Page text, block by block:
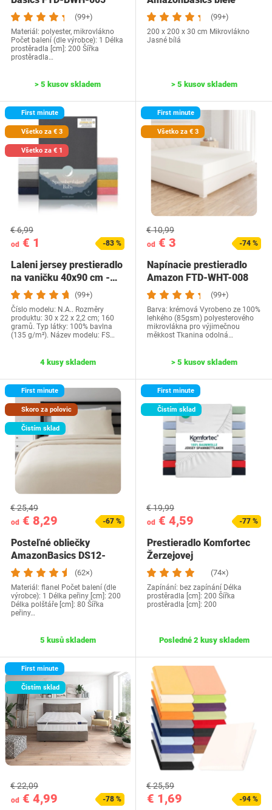
(99+)
Materiál: polyester, mikrovlákno
Počet balení (dle výrobce): 1 Délka
prostěradla [cm]: 200 Šířka
prostěradla…
> 5 kusov skladem
(99+)
200 x 200 x 30 cm Mikrovlákno
Jasné bílá
> 5 kusov skladem
First minute
Všetko za € 3
Všetko za € 1
od € 1
€ 6,99
-83 %
Laleni jersey prestieradlo
na vaničku 40x90 cm -…
(99+)
Číslo modelu: N.A.. Rozměry
produktu: 30 x 22 x 2,2 cm; 160
gramů. Typ látky: 100% bavlna
(135 g/m²). Název modelu: FS…
4 kusy skladem
First minute
Všetko za € 3
od € 3
€ 10,99
-74 %
Napínacie prestieradlo
Amazon FTD-WHT-008
(99+)
Barva: krémová Vyrobeno ze 100%
lehkého (85gsm) polyesterového
mikrovlákna pro výjimečnou
měkkost Tkanina odolná…
> 5 kusov skladem
First minute
Skoro za polovic
Čistím sklad
od € 8,29
€ 25,49
-67 %
Posteľné obliečky
AmazonBasics DS12-
BEG-001
(62×)
Materiál: flanel Počet balení (dle
výrobce): 1 Délka peřiny [cm]: 200
Délka polštáře [cm]: 80 Šířka
peřiny…
5 kusů skladem
First minute
Čistím sklad
od € 4,59
€ 19,99
-77 %
Prestieradlo Komfortec
Žerzejovej
(74×)
Zapínání: bez zapínání Délka
prostěradla [cm]: 200 Šířka
prostěradla [cm]: 200
Posledné 2 kusy skladem
First minute
Čistím sklad
od € 4,99
€ 22,09
-78 % € 1,69
€ 25,59
-94 %